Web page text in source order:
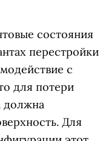
состояния
перестройки
с
для потери
должна
Для